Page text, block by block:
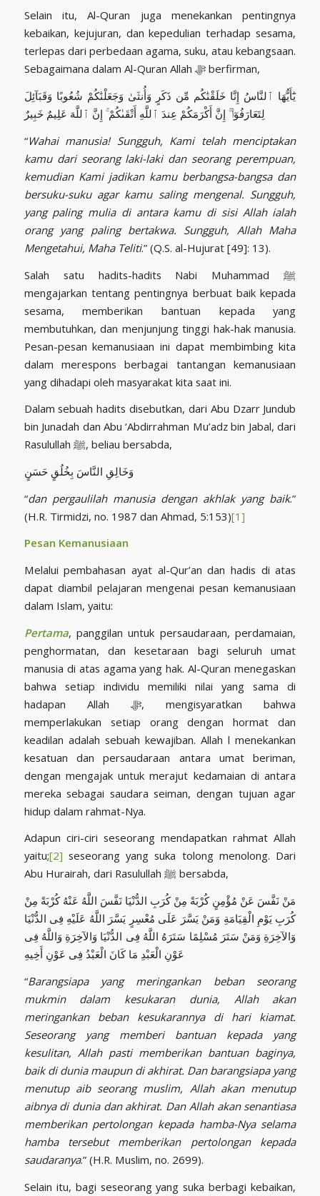
Selain itu, Al-Quran juga menekankan pentingnya
kebaikan, kejujuran, dan kepedulian terhadap sesama,
terlepas dari perbedaan agama, suku, atau kebangsaan.
Sebagaimana dalam Al-Quran Allah ﷻ berfirman,
يَٰٓأَيُّهَا ٱلنَّاسُ إِنَّا خَلَقْنَٰكُم مِّن ذَكَرٍ وَأُنثَىٰ وَجَعَلْنَٰكُمْ شُعُوبًا وَقَبَآئِلَ
لِتَعَارَفُوٓا۟ ۚ إِنَّ أَكْرَمَكُمْ عِندَ ٱللَّهِ أَتْقَىٰكُمْ ۚ إِنَّ ٱللَّهَ عَلِيمٌ خَبِيرٌ
“Wahai manusia! Sungguh, Kami telah menciptakan
kamu dari seorang laki-laki dan seorang perempuan,
kemudian Kami jadikan kamu berbangsa-bangsa dan
bersuku-suku agar kamu saling mengenal. Sungguh,
yang paling mulia di antara kamu di sisi Allah ialah
orang yang paling bertakwa. Sungguh, Allah Maha
Mengetahui, Maha Teliti.” (Q.S. al-Hujurat [49]: 13).
Salah satu hadits-hadits Nabi Muhammad ﷺ
mengajarkan tentang pentingnya berbuat baik kepada
sesama, memberikan bantuan kepada yang
membutuhkan, dan menjunjung tinggi hak-hak manusia.
Pesan-pesan kemanusiaan ini dapat membimbing kita
dalam merespons berbagai tantangan kemanusiaan
yang dihadapi oleh masyarakat kita saat ini.
Dalam sebuah hadits disebutkan, dari Abu Dzarr Jundub
bin Junadah dan Abu ‘Abdirrahman Mu’adz bin Jabal, dari
Rasulullah ﷺ, beliau bersabda,
وَخَالِقِ النَّاسَ بِخُلُقٍ حَسَنٍ
“dan pergaulilah manusia dengan akhlak yang baik.”
(H.R. Tirmidzi, no. 1987 dan Ahmad, 5:153)[1]
Pesan Kemanusiaan
Melalui pembahasan ayat al-Qur’an dan hadis di atas
dapat diambil pelajaran mengenai pesan kemanusiaan
dalam Islam, yaitu:
Pertama, panggilan untuk persaudaraan, perdamaian,
penghormatan, dan kesetaraan bagi seluruh umat
manusia di atas agama yang hak. Al-Quran menegaskan
bahwa setiap individu memiliki nilai yang sama di
hadapan Allah ﷻ, mengisyaratkan bahwa
memperlakukan setiap orang dengan hormat dan
keadilan adalah sebuah kewajiban. Allah l menekankan
kesatuan dan persaudaraan antara umat beriman,
dengan mengajak untuk merajut kedamaian di antara
mereka sebagai saudara seiman, dengan tujuan agar
hidup dalam rahmat-Nya.
Adapun ciri-ciri seseorang mendapatkan rahmat Allah
yaitu;[2] seseorang yang suka tolong menolong. Dari
Abu Hurairah, dari Rasulullah ﷺ bersabda,
مَنْ نَفَّسَ عَنْ مُؤْمِنٍ كُرْبَةً مِنْ كُرَبِ الدُّنْيَا نَفَّسَ اللَّهُ عَنْهُ كُرْبَةً مِنْ
كُرَبِ يَوْمِ الْقِيَامَةِ وَمَنْ يَسَّرَ عَلَى مُعْسِرٍ يَسَّرَ اللَّهُ عَلَيْهِ فِى الدُّنْيَا
وَالآخِرَةِ وَمَنْ سَتَرَ مُسْلِمًا سَتَرَهُ اللَّهُ فِى الدُّنْيَا وَالآخِرَةِ وَاللَّهُ فِى
عَوْنِ الْعَبْدِ مَا كَانَ الْعَبْدُ فِى عَوْنِ أَخِيهِ
“Barangsiapa yang meringankan beban seorang
mukmin dalam kesukaran dunia, Allah akan
meringankan beban kesukarannya di hari kiamat.
Seseorang yang memberi bantuan kepada yang
kesulitan, Allah pasti memberikan bantuan baginya,
baik di dunia maupun di akhirat. Dan barangsiapa yang
menutup aib seorang muslim, Allah akan menutup
aibnya di dunia dan akhirat. Dan Allah akan senantiasa
memberikan pertolongan kepada hamba-Nya selama
hamba tersebut memberikan pertolongan kepada
saudaranya.” (H.R. Muslim, no. 2699).
Selain itu, bagi seseorang yang suka berbagi kebaikan,